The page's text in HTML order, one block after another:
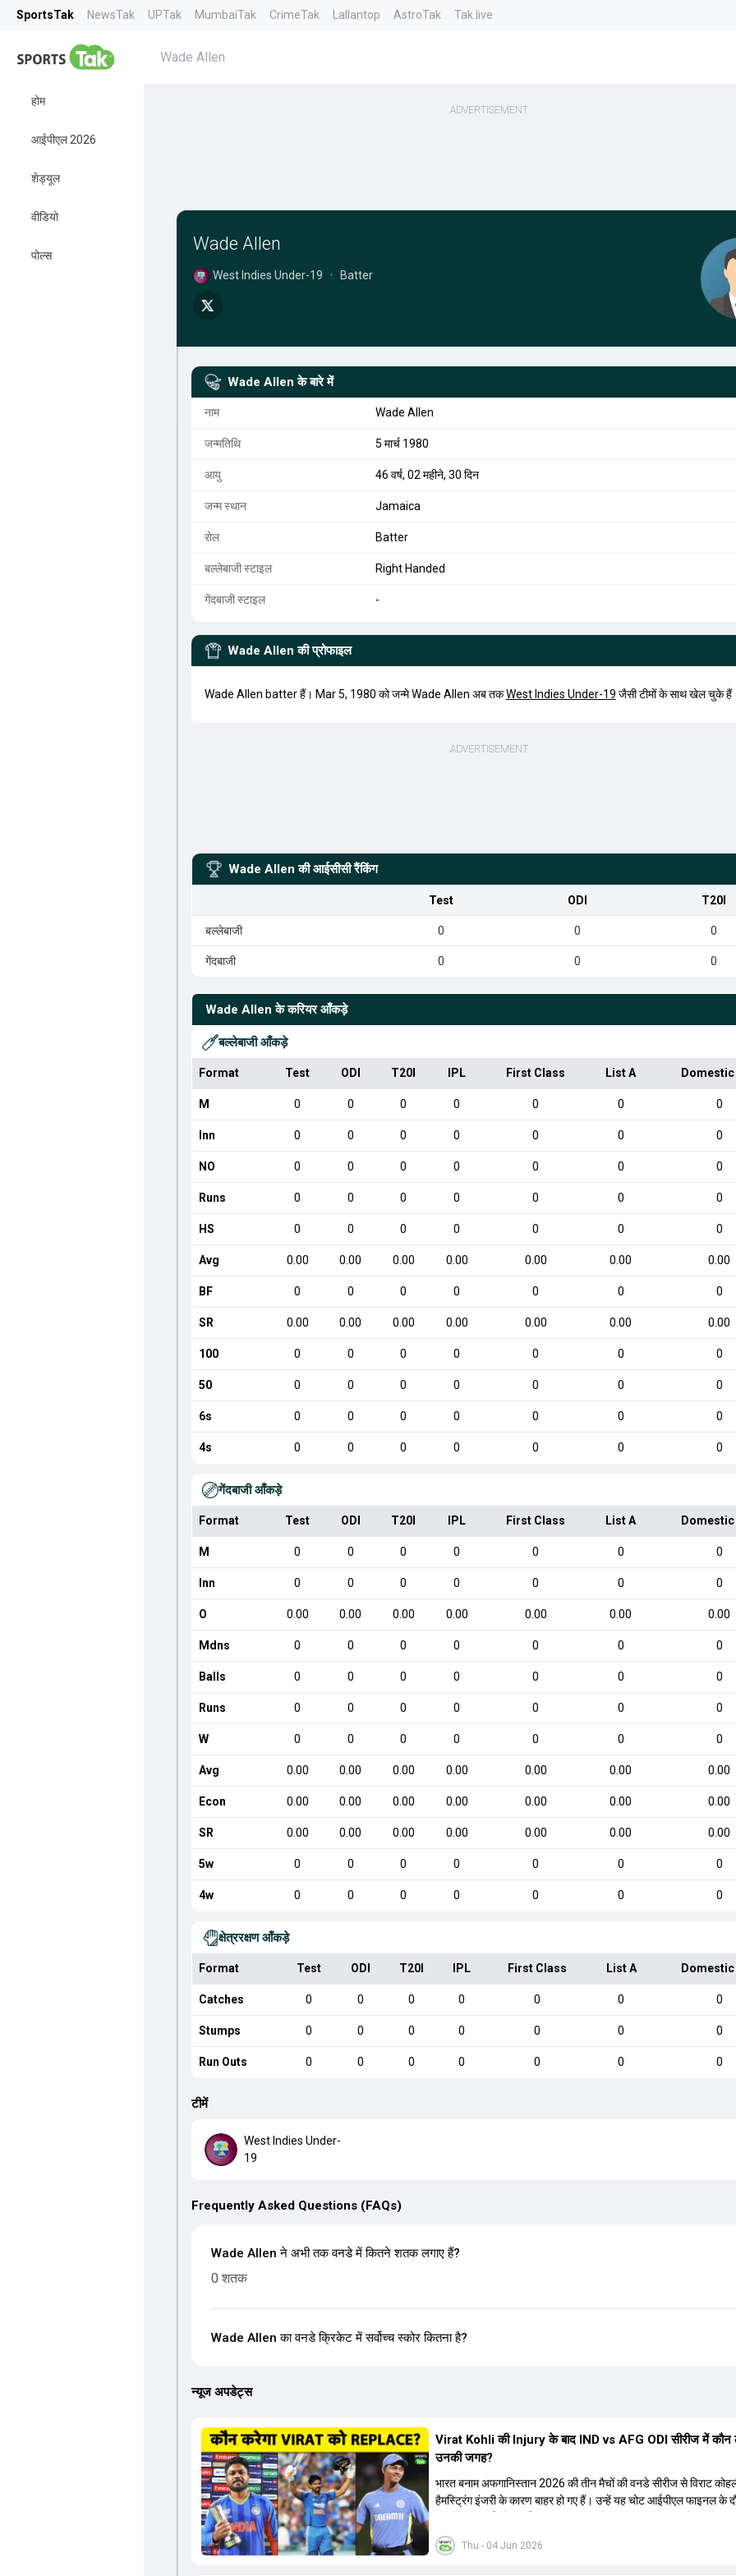
SportsTak NewsTak UPTak MumbaiTak CrimeTak Lallantop AstroTak Tak.live
होम
आईपीएल 2026
शेड्यूल
वीडियो
पोल्स
Wade Allen
Wade Allen
West Indies Under-19 • Batter
Wade Allen के बारे में
नाम Wade Allen
जन्मतिथि 5 मार्च 1980
आयु 46 वर्ष, 02 महीने, 30 दिन
जन्म स्थान Jamaica
रोल Batter
बल्लेबाजी स्टाइल Right Handed
गेंदबाजी स्टाइल -
Wade Allen की प्रोफाइल
Wade Allen batter हैं। Mar 5, 1980 को जन्मे Wade Allen अब तकWest Indies Under-19 जैसी टीमों के साथ खेल चुके
Wade Allen की आईसीसी रैंकिंग
Test ODI T20I
बल्लेबाजी 0 0 0
गेंदबाजी 0 0 0
Wade Allen के करियर आँकड़े
बल्लेबाजी आँकड़े
Format Test ODI T20I IPL First Class List A
M 0 0 0 0 0 0 0
Inn 0 0 0 0 0 0 0
NO 0 0 0 0 0 0 0
Runs 0 0 0 0 0 0 0
HS 0 0 0 0 0 0 0
Avg 0.00 0.00 0.00 0.00 0.00 0.00 0.00
BF 0 0 0 0 0 0 0
SR 0.00 0.00 0.00 0.00 0.00 0.00 0.00
100 0 0 0 0 0 0 0
50 0 0 0 0 0 0 0
6s 0 0 0 0 0 0 0
4s 0 0 0 0 0 0 0
गेंदबाजी आँकड़े
Format Test ODI T20I IPL First Class List A
M 0 0 0 0 0 0 0
Inn 0 0 0 0 0 0 0
O 0.00 0.00 0.00 0.00 0.00 0.00 0.00
Mdns 0 0 0 0 0 0 0
Balls 0 0 0 0 0 0 0
Runs 0 0 0 0 0 0 0
W 0 0 0 0 0 0 0
Avg 0.00 0.00 0.00 0.00 0.00 0.00 0.00
Econ 0.00 0.00 0.00 0.00 0.00 0.00 0.00
SR 0.00 0.00 0.00 0.00 0.00 0.00 0.00
5w 0 0 0 0 0 0 0
4w 0 0 0 0 0 0 0
क्षेत्ररक्षण आँकड़े
Format Test ODI T20I IPL First Class List A
Catches 0 0 0 0 0 0 0
Stumps 0 0 0 0 0 0 0
Run Outs 0 0 0 0 0 0 0
टीमें
West Indies Under-
19
Frequently Asked Questions (FAQs)
Wade Allen ने अभी तक वनडे में कितने शतक लगाए हैं?
0 शतक
Wade Allen का वनडे क्रिकेट में सर्वोच्च स्कोर कितना है?
न्यूज अपडेट्स
Thu - 04 Jun 2026
Virat Kohli की Injury के बाद IND vs AFG ODI सीरीज में कौन
उनकी जगह?
भारत बनाम अफगानिस्तान 2026 की तीन मैचों की वनडे सीरीज से विराट
हैमस्ट्रिंग इंजरी के कारण बाहर हो गए हैं। उन्हें यह चोट आईपीएल फाइनल के
कोहली की जगह एक मजबूत विकल्प खोजना जरूरी है। इस वीडियो में विराट
रिप्लेसमेंट के तौर पर कई दावेदारों पर चर्चा की गई है। रुतुराज गायकवाड़